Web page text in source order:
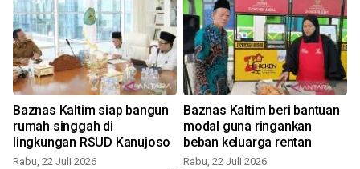
Baznas Kaltim siap bangun
rumah singgah di
lingkungan RSUD Kanujoso
Rabu, 22 Juli 2026
Baznas Kaltim beri bantuan
modal guna ringankan
beban keluarga rentan
Rabu, 22 Juli 2026